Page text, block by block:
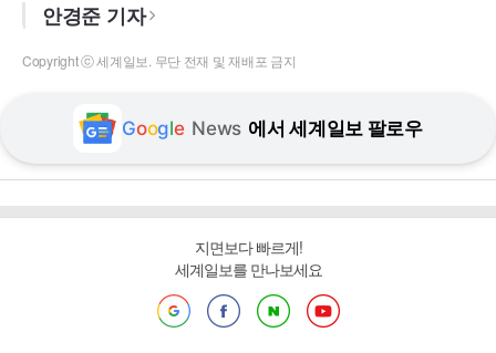
안경준 기자
Copyright ⓒ 세계일보. 무단 전재 및 재배포 금지
Google News 에서 세계일보 팔로우
지면보다 빠르게!
세계일보를 만나보세요